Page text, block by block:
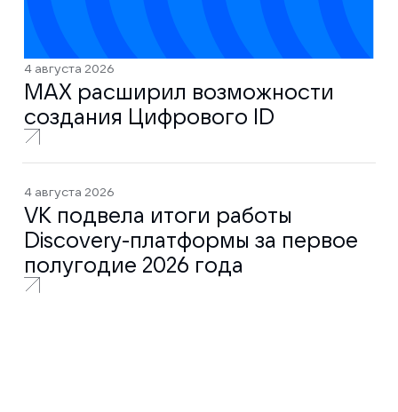
4 августа 2026
MAX расширил возможности
создания Цифрового ID
4 августа 2026
VK подвела итоги работы
Discovery-платформы за первое
полугодие 2026 года